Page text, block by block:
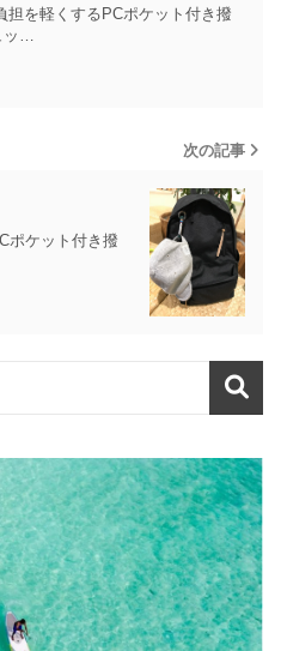
担を軽くするPCポケット付き撥
ッ…
次の記事
ポケット付き撥